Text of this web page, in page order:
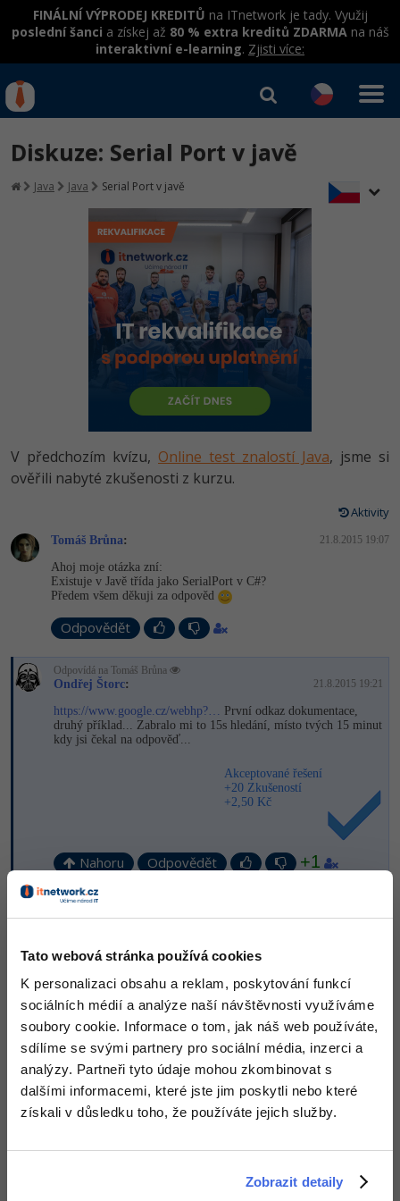
Tato webová stránka používá cookies
K personalizaci obsahu a reklam, poskytování funkcí
sociálních médií a analýze naší návštěvnosti využíváme
soubory cookie. Informace o tom, jak náš web používáte,
sdílíme se svými partnery pro sociální média, inzerci a
analýzy. Partneři tyto údaje mohou zkombinovat s
dalšími informacemi, které jste jim poskytli nebo které
získali v důsledku toho, že používáte jejich služby.
Zobrazit detaily
FINÁLNÍ VÝPRODEJ KREDITŮ na ITnetwork je tady. Využij
poslední šanci a získej až 80 % extra kreditů ZDARMAna náš
interaktivní e-learning. Zjisti více:
hrazené úřadem práce
Workshopy zdarma
Umělá inteligence v praxi
Datová analýza v praxi
Školení
Základy programování
Objektové programování - OOP
Umělá inteligence
HTML5, CSS3, Bootstrap, SEO
SQL a databáze
UML a návrhové vzory
React
Spring
ASP.NET MVC
Django
Školení dle technologií
C# .NET
PHP
JavaScript
HTML / CSS
UML a návrhové vzory
MS-SQL
SQLite
Kurzy IT profesí
Junior programátor
Programátor WWW aplikací
Senior programátor
Front-end developer
Vývojář mobilních aplikací
Specialista na AI a bigdata
Webdesigner
Tester
Systémový administrátor
Grafik / UX/UI návrhář
3D grafik
Projektový manažer
WordPress specialista
SEO specialista
Kurzy programování
Jak začít?
Java -80%
C#.NET -80%
-80%
JavaScript -80%
C++ -80%
Swift -80%
Kotlin -80%
C -80%
VB.NET
-10%
Pro děti
Více
Fórum
Kurzy e-commerce
Testování softwaru
Kurzy designu
Přihlásit se|Registrovat
Diskuze: Serial Port v javě
Java Java Serial Port v javě
V předchozím kvízu, Online test znalostí Java, jsme si
ověřili nabyté zkušenosti z kurzu.
Aktivity
Tomáš Brůna: 21.8.2015 19:07
Ahoj moje otázka zní:
Existuje v Javě třída jako SerialPort v C#?
Předem všem děkuji za odpověd
Odpovědět
Odpovídá na Tomáš Brůna
Ondřej Štorc: 21.8.2015 19:21
https://www.google.cz/webhp?…
První odkaz dokumentace,
druhý příklad... Zabralo mi to 15s hledání, místo tvých 15 minut
kdy jsi čekal na odpověď...
Akceptované řešení
+20 Zkušeností
+2,50 Kč
Nahoru Odpovědět +1
Odpovídá na Ondřej Štorc
Tomáš Brůna: 21.8.2015 19:27
Nahoru Odpovědět